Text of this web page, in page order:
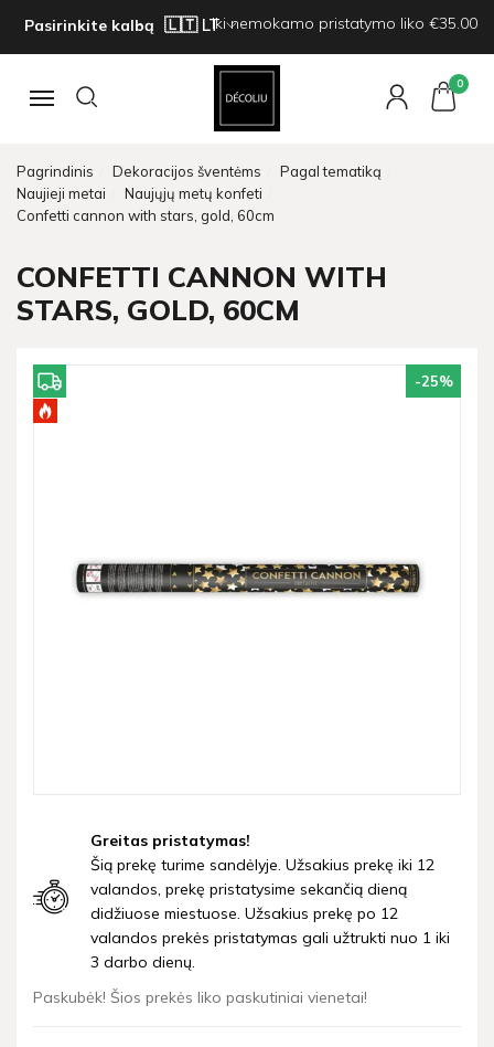
Pasirinkite kalbą Iki nemokamo pristatymo liko €35.00
Navigacija
0
Pagrindinis Dekoracijos šventėms
Pagal tematiką
Naujieji metai
Naujųjų metų konfeti
Confetti cannon with stars, gold, 60cm
CONFETTI CANNON WITH
STARS, GOLD, 60CM
-25%
Greitas pristatymas!
Šią prekę turime sandėlyje. Užsakius prekę iki 12
valandos, prekę pristatysime sekančią dieną
didžiuose miestuose. Užsakius prekę po 12
valandos prekės pristatymas gali užtrukti nuo 1 iki
3 darbo dienų.
Paskubėk! Šios prekės liko paskutiniai vienetai!